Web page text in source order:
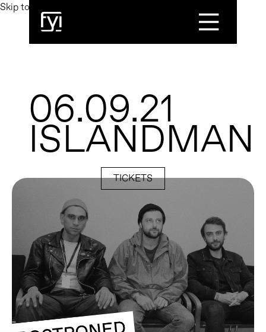
Skip to main content
Toggle Menu
06.09.21
ISLANDMAN
TICKETS